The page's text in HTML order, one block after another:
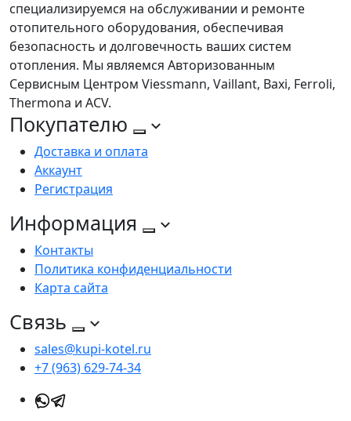
специализируемся на обслуживании и ремонте
отопительного оборудования, обеспечивая
безопасность и долговечность ваших систем
отопления. Мы являемся Авторизованным
Сервисным Центром Viessmann, Vaillant, Baxi, Ferroli,
Thermona и ACV.
Покупателю
Доставка и оплата
Аккаунт
Регистрация
Информация
Контакты
Политика конфиденциальности
Карта сайта
Связь
sales@kupi-kotel.ru
+7 (963) 629-74-34